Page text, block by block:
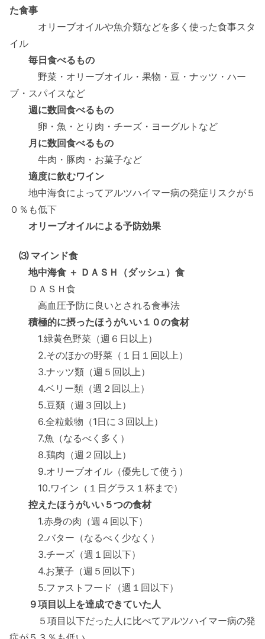
た食事
オリーブオイルや魚介類などを多く使った食事スタ
イル
毎日食べるもの
野菜・オリーブオイル・果物・豆・ナッツ・ハー
ブ・スパイスなど
週に数回食べるもの
卵・魚・とり肉・チーズ・ヨーグルトなど
月に数回食べるもの
牛肉・豚肉・お菓子など
適度に飲むワイン
地中海食によってアルツハイマー病の発症リスクが５
０％も低下
オリーブオイルによる予防効果
⑶ マインド食
地中海食 ＋ ＤＡＳＨ（ダッシュ）食
ＤＡＳＨ食
高血圧予防に良いとされる食事法
積極的に摂ったほうがいい１０の食材
1.緑黄色野菜（週６日以上）
2.そのほかの野菜（１日１回以上）
3.ナッツ類（週５回以上）
4.ベリー類（週２回以上）
5.豆類（週３回以上）
6.全粒穀物（1日に３回以上）
7.魚（なるべく多く）
8.鶏肉（週２回以上）
9.オリーブオイル（優先して使う）
10.ワイン（１日グラス１杯まで）
控えたほうがいい５つの食材
1.赤身の肉（週４回以下）
2.バター（なるべく少なく）
3.チーズ（週１回以下）
4.お菓子（週５回以下）
5.ファストフード（週１回以下）
９項目以上を達成できていた人
５項目以下だった人に比べてアルツハイマー病の発